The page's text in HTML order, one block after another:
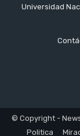
Universidad
© Copyright -
Politica